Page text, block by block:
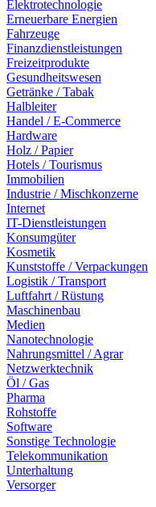
Elektrotechnologie
Erneuerbare Energien
Fahrzeuge
Finanzdienstleistungen
Freizeitprodukte
Gesundheitswesen
Getränke / Tabak
Halbleiter
Handel / E-Commerce
Hardware
Holz / Papier
Hotels / Tourismus
Immobilien
Industrie / Mischkonzerne
Internet
IT-Dienstleistungen
Konsumgüter
Kosmetik
Kunststoffe / Verpackungen
Logistik / Transport
Luftfahrt / Rüstung
Maschinenbau
Medien
Nanotechnologie
Nahrungsmittel / Agrar
Netzwerktechnik
Öl / Gas
Pharma
Rohstoffe
Software
Sonstige Technologie
Telekommunikation
Unterhaltung
Versorger